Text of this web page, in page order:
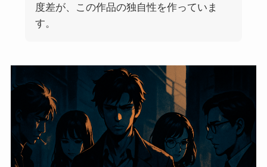
度差が、この作品の独自性を作っていま
す。